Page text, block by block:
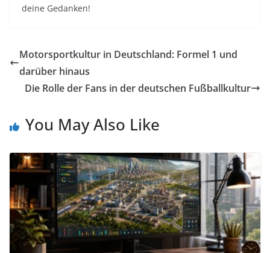
deine Gedanken!
Motorsportkultur in Deutschland: Formel 1 und
darüber hinaus
Die Rolle der Fans in der deutschen Fußballkultur
You May Also Like